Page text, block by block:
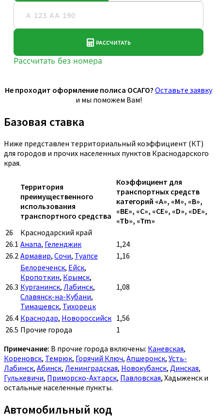
Не проходит оформление полиса ОСАГО? Оставьте заявку
и мы поможем Вам!
Базовая ставка
Ниже представлен территориальный коэффициент (КТ)
для городов и прочих населенных пунктов Краснодарского
края.
Территория
преимущественного
использования
транспортного средства
Коэффициент для
транспортных средств
категорий «A», «M», «B»,
«BE», «C», «CE», «D», «DE»,
«Tb», «Tm»
26
Краснодарский край
26.1 Анапа, Геленджик
1,24
26.2 Армавир, Сочи, Туапсе 1,16
26.3
Белореченск, Ейск,
Кропоткин, Крымск,
Курганинск, Лабинск,
Славянск-на-Кубани,
Тимашевск, Тихорецк
1,08
26.4 Краснодар, Новороссийск 1,56
26.5 Прочие города
1
Примечание: В прочие города включены: Каневская,
Кореновск, Темрюк, Горячий Ключ, Апшеронск, Усть-
Лабинск, Абинск, Ленинградская, Новокубанск, Динская,
Гулькевичи, Приморско-Ахтарск, Павловская, Хадыженск и
остальные населенные пункты.
Автомобильный код